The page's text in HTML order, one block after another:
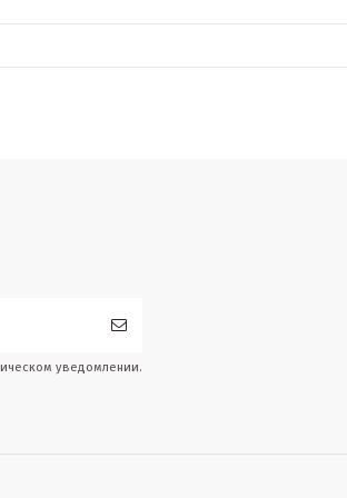
уведомлении.